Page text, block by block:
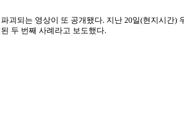
괴되는 영상이 또 공개됐다. 지난 20일(현지시간
두 번째 사례라고 보도했다.